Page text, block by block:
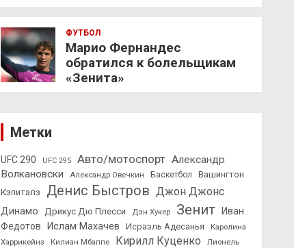
ФУТБОЛ
Марио Фернандес
обратился к болельщикам
«Зенита»
Метки
UFC 290 UFC 295 Авто/мотоспорт Александр
Волкановски
Александр Овечкин Баскетбол
Вашингтон
Кэпиталз
Денис Быстров Джон Джонс
Динамо Дрикус Дю Плесси Дэн Хукер Зенит
Иван
Федотов
Ислам Махачев Исраэль Адесанья
Каролина
Харрикейнз
Килиан Мбаппе Кирилл Куценко
Лионель